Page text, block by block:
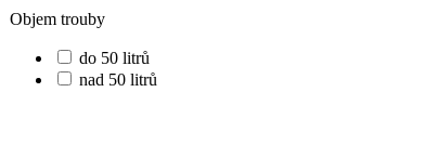
Objem trouby
do 50 litrů
nad 50 litrů